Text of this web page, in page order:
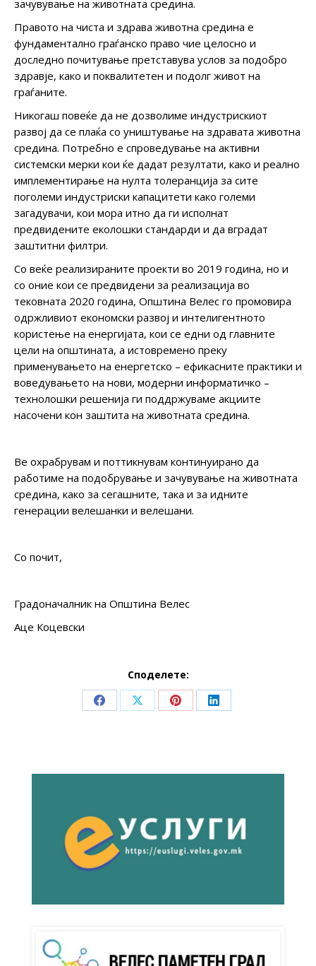
зачувување на животната средина.
Правото на чиста и здрава животна средина е
фундаментално граѓанско право чие целосно и
доследно почитување претставува услов за подобро
здравје, како и поквалитетен и подолг живот на
граѓаните.
Никогаш повеќе да не дозволиме индустрискиот
развој да се плаќа со уништување на здравата животна
средина. Потребно е спроведување на активни
системски мерки кои ќе дадат резултати, како и реално
имплементирање на нулта толеранција за сите
поголеми индустриски капацитети како големи
загадувачи, кои мора итно да ги исполнат
предвидените еколошки стандарди и да вградат
заштитни филтри.
Со веќе реализираните проекти во 2019 година, но и
со оние кои се предвидени за реализација во
тековната 2020 година, Општина Велес го промовира
одржливиот економски развој и интелигентното
користење на енергијата, кои се едни од главните
цели на општината, а истовремено преку
применувањето на енергетско – ефикасните практики и
воведувањето на нови, модерни информатичко –
технолошки решенија ги поддржуваме акциите
насочени кон заштита на животната средина.
Ве охрабрувам и поттикнувам континуирано да
работиме на подобрување и зачувување на животната
средина, како за сегашните, така и за идните
генерации велешанки и велешани.
Со почит,
Градоначалник на Општина Велес
Аце Коцевски
Споделете:
Share Share Share Share